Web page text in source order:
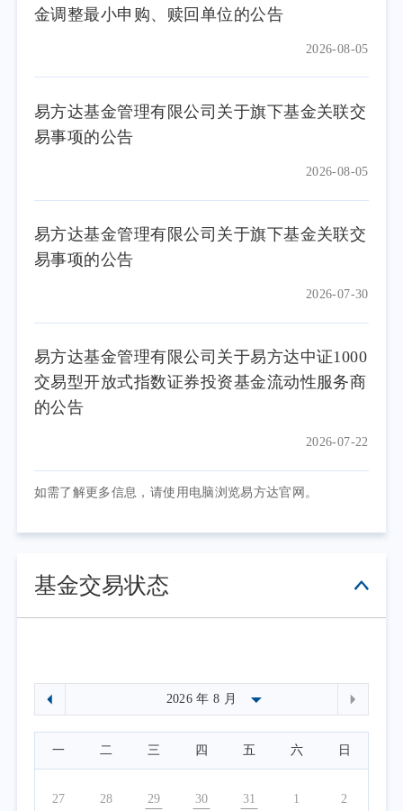
金调整最小申购、赎回单位的公告
2026-08-05
易方达基金管理有限公司关于旗下基金关联交
易事项的公告
2026-08-05
易方达基金管理有限公司关于旗下基金关联交
易事项的公告
2026-07-30
易方达基金管理有限公司关于易方达中证1000
交易型开放式指数证券投资基金流动性服务商
的公告
2026-07-22
如需了解更多信息，请使用电脑浏览易方达官网。
基金交易状态
一 二 三 四 五 六 日
27 28 29 30 31 1 2